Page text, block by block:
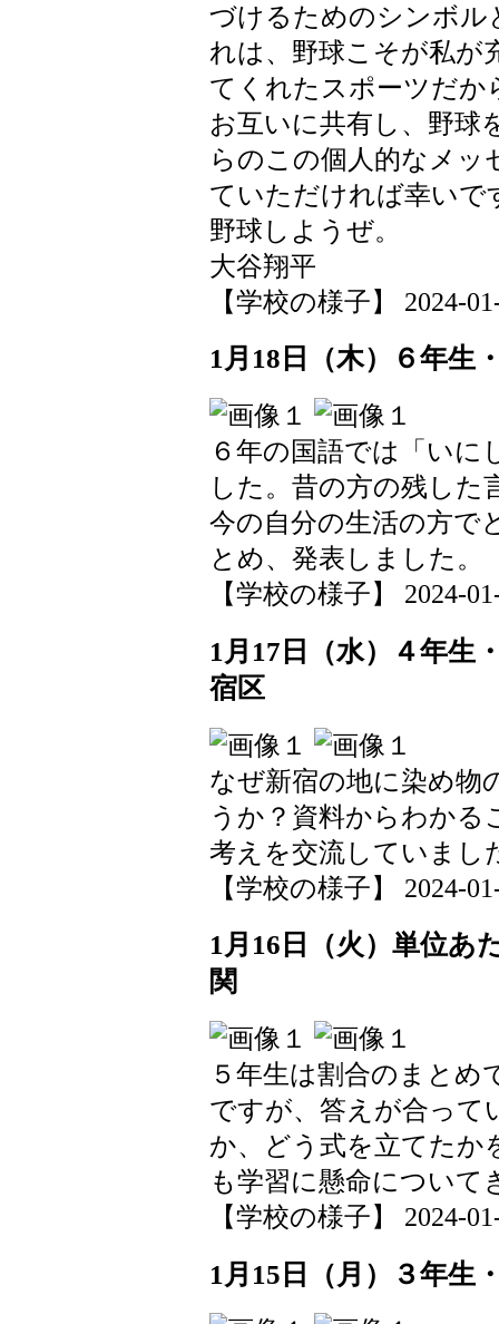
づけるためのシンボル
れは、野球こそが私が
てくれたスポーツだか
お互いに共有し、野球
らのこの個人的なメッ
ていただければ幸いで
野球しようぜ。
大谷翔平
【学校の様子】 2024-
1月18日（木）６年生
６年の国語では「いに
した。昔の方の残した
今の自分の生活の方で
とめ、発表しました。
【学校の様子】 2024-
1月17日（水）４年生
宿区
なぜ新宿の地に染め物
うか？資料からわかる
考えを交流していまし
【学校の様子】 2024-
1月16日（火）単位あ
関
５年生は割合のまとめ
ですが、答えが合って
か、どう式を立てたか
も学習に懸命について
【学校の様子】 2024-
1月15日（月）３年生